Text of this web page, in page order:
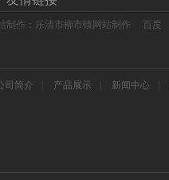
制作：乐清市柳市镇网站制作 百度
司简介 产品展示 新闻中心